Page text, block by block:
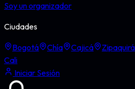
Soy un organizador
Ciudades
Bogotá Chía Cajicá Zipaquirá
Cali
Iniciar Sesión